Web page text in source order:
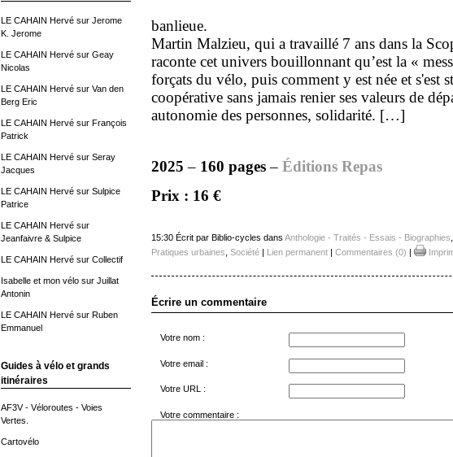
LE CAHAIN Hervésur Jerome
K. Jerome
LE CAHAIN Hervésur Geay
Nicolas
LE CAHAIN Hervésur Van den
Berg Eric
LE CAHAIN Hervésur François
Patrick
LE CAHAIN Hervésur Seray
Jacques
LE CAHAIN Hervésur Sulpice
Patrice
LE CAHAIN Hervésur
Jeanfaivre & Sulpice
LE CAHAIN Hervésur Collectif
Isabelle et mon vélosur Juillat
Antonin
LE CAHAIN Hervésur Ruben
Emmanuel
Guides à vélo et grands
itinéraires
AF3V - Véloroutes - Voies
Vertes.
Cartovélo
banlieue.
Martin Malzieu, qui a travaillé 7 ans dans la
raconte cet univers bouillonnant qu’est la «
forçats du vélo, puis comment y est née et s'est
coopérative sans jamais renier ses valeurs de
autonomie des personnes, solidarité. […]
2025 – 160 pages– Éditions Repas
Prix : 16 €
15:30 Écrit par Biblio-cycles dans Anthologie - Traités - Essais - Biographies
Pratiques urbaines Société| Lien permanent| Commentaires (0) |
Écrire un commentaire
Votre nom :
Votre email :
Votre URL :
Votre commentaire :